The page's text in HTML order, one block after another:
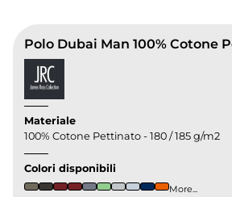
Materiale
100% Cotone Pettinato - 180 / 185 g/m2
Colori disponibili
More...